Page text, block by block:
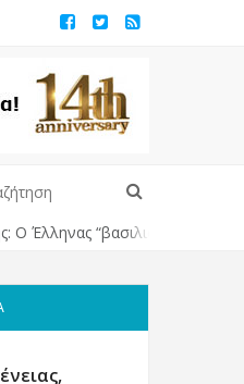
“βασιλιάς” της υψηλής